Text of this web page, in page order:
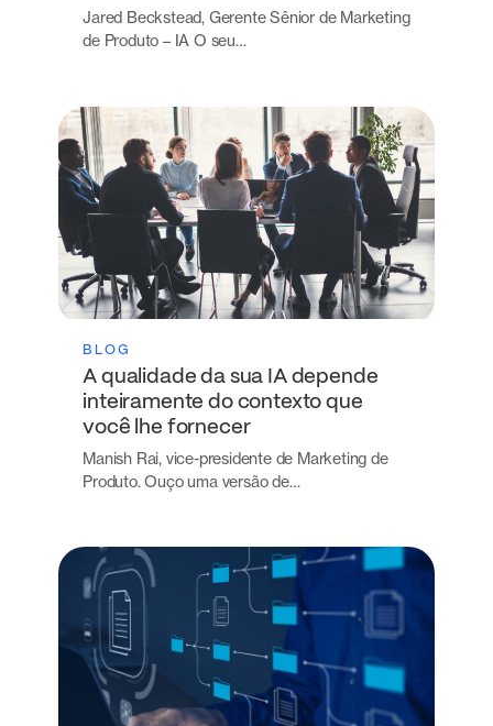
Jared Beckstead, Gerente Sênior de Marketing
de Produto – IA O seu…
BLOG
A qualidade da sua IA depende
inteiramente do contexto que
você lhe fornecer
Manish Rai, vice-presidente de Marketing de
Produto. Ouço uma versão de…